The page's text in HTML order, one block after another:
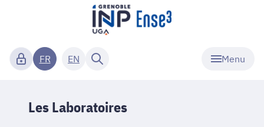
Menu
FR EN
Les Laboratoires